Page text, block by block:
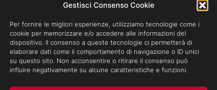
Gestisci Consenso Cookie
Per fornire le migliori esperienze, utilizziamo tecnologie come i
cookie per memorizzare e/o accedere alle informazioni del
dispositivo. Il consenso a queste tecnologie ci permetterà di
elaborare dati come il comportamento di navigazione o ID unici
su questo sito. Non acconsentire o ritirare il consenso può
influire negativamente su alcune caratteristiche e funzioni.
Anniversari
Luce per la didattica
Fare gli italiani